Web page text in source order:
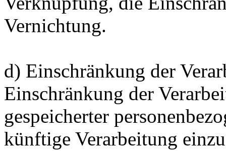
Vernichtung.
d) Einschränkung der
Einschränkung der
gespeicherter
künftige Verarbeitung